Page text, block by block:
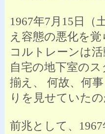
1967年7月15日（
え容態の悪化を
コルトレーンは
自宅の地下室の
揃え、 何故、何
りを見せていたの
前兆として、